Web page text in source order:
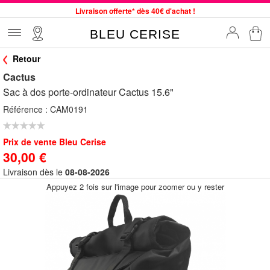
Livraison offerte* dès 40€ d'achat !
Commande avant 12h expédiée le jour même, du lundi au vendredi
Jusqu'à -75% sur le site du 29/07 au 27/08
Samsonite, Delsey, American Tourister, Little Marcel à Prix Bas
BLEU CERISE
Retour
Cactus
Sac à dos porte-ordinateur Cactus 15.6"
Référence : CAM0191
Prix de vente Bleu Cerise
30,00 €
Livraison dès le 08-08-2026
Appuyez 2 fois sur l'image pour zoomer ou y rester